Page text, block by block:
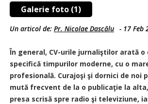
Galerie foto (1)
Un articol de: Pr. Nicolae Dascălu - 17 Feb
În general, CV-urile jurnaliştilor arată o
specifică timpurilor moderne, cu o
profesională. Curajoşi şi dornici de noi
mută frecvent de la o publicaţie la
presa scrisă spre radio şi televiziune,